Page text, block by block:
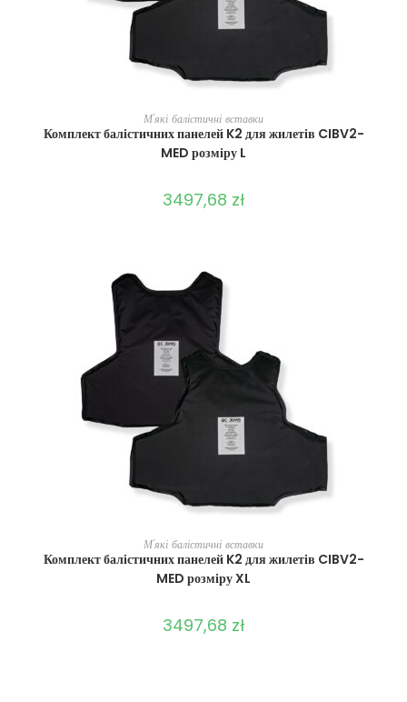
ВИБЕРІТЬ ОПЦІЇ
М'які балістичні вставки
Комплект балістичних панелей K2 для жилетів CIBV2-
MED розміру L
3497,68 zł
ВИБЕРІТЬ ОПЦІЇ
М'які балістичні вставки
Комплект балістичних панелей K2 для жилетів CIBV2-
MED розміру XL
3497,68 zł